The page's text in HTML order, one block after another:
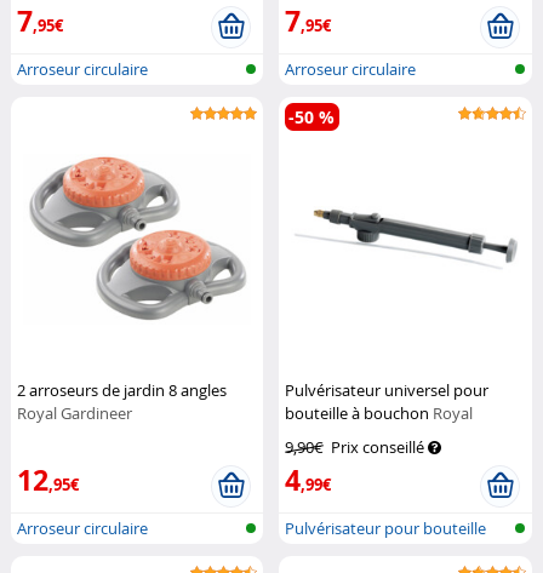
7,95€
Arroseur circulaire
7,95€
Arroseur circulaire
2 arroseurs de jardin 8 angles
Royal Gardineer
12,95€
Arroseur circulaire
Pulvérisateur universel pour
bouteille à bouchon Royal
9,90€ Prix conseillé
4,99€
-50 %
Pulvérisateur pour bouteille